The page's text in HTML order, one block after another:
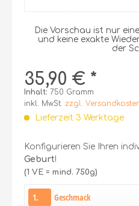
Die Vorschau ist nur
und keine exakte
der
35,90 € *
Inhalt: 750 Gramm
inkl. MwSt. zzgl.
Lieferzeit 3 Werktage
Konfigurieren Sie Ihren
Geburt!
(1 VE = mind. 750g)
1. Geschmack